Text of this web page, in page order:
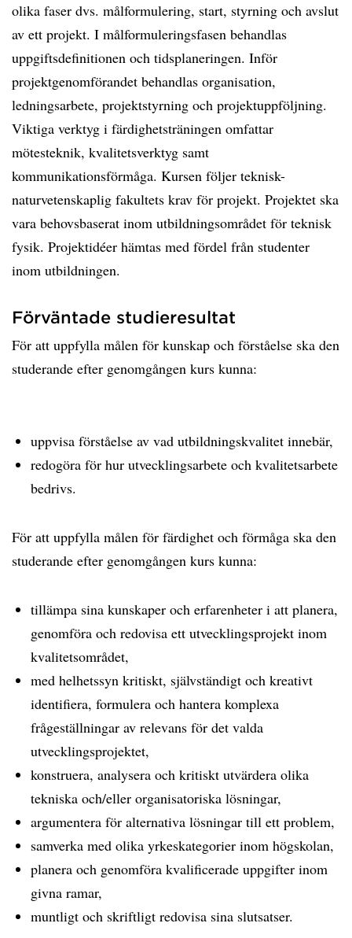
olika faser dvs. målformulering, start, styrning och avslut
av ett projekt. I målformuleringsfasen behandlas
uppgiftsdefinitionen och tidsplaneringen. Inför
projektgenomförandet behandlas organisation,
ledningsarbete, projektstyrning och projektuppföljning.
Viktiga verktyg i färdighetsträningen omfattar
mötesteknik, kvalitetsverktyg samt
kommunikationsförmåga. Kursen följer teknisk-
naturvetenskaplig fakultets krav för projekt. Projektet ska
vara behovsbaserat inom utbildningsområdet för teknisk
fysik. Projektidéer hämtas med fördel från studenter
inom utbildningen.
Förväntade studieresultat
För att uppfylla målen för kunskap och förståelse ska den
studerande efter genomgången kurs kunna:
uppvisa förståelse av vad utbildningskvalitet innebär,
redogöra för hur utvecklingsarbete och kvalitetsarbete
bedrivs.
För att uppfylla målen för färdighet och förmåga ska den
studerande efter genomgången kurs kunna:
tillämpa sina kunskaper och erfarenheter i att planera,
genomföra och redovisa ett utvecklingsprojekt inom
kvalitetsområdet,
med helhetssyn kritiskt, självständigt och kreativt
identifiera, formulera och hantera komplexa
frågeställningar av relevans för det valda
utvecklingsprojektet,
konstruera, analysera och kritiskt utvärdera olika
tekniska och/eller organisatoriska lösningar,
argumentera för alternativa lösningar till ett problem,
samverka med olika yrkeskategorier inom högskolan,
planera och genomföra kvalificerade uppgifter inom
givna ramar,
muntligt och skriftligt redovisa sina slutsatser.